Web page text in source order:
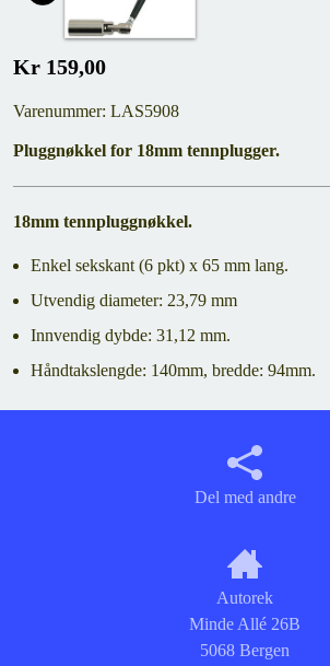
Kr 159,00
Varenummer: LAS5908
Pluggnøkkel for 18mm tennplugger.
18mm tennpluggnøkkel.
Enkel sekskant (6 pkt) x 65 mm lang.
Utvendig diameter: 23,79 mm
Innvendig dybde: 31,12 mm.
Håndtakslengde: 140mm, bredde: 94mm.
Del med andre
Autorek
Minde Allé 26B
5068 Bergen